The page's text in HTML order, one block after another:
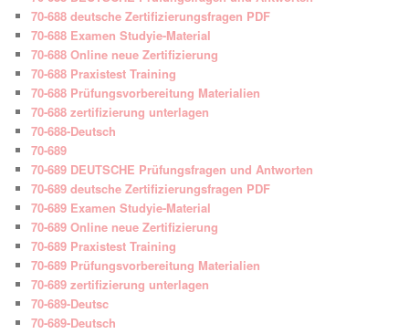
70-688 deutsche Zertifizierungsfragen PDF
70-688 Examen Studyie-Material
70-688 Online neue Zertifizierung
70-688 Praxistest Training
70-688 Prüfungsvorbereitung Materialien
70-688 zertifizierung unterlagen
70-688-Deutsch
70-689
70-689 DEUTSCHE Prüfungsfragen und Antworten
70-689 deutsche Zertifizierungsfragen PDF
70-689 Examen Studyie-Material
70-689 Online neue Zertifizierung
70-689 Praxistest Training
70-689 Prüfungsvorbereitung Materialien
70-689 zertifizierung unterlagen
70-689-Deutsc
70-689-Deutsch